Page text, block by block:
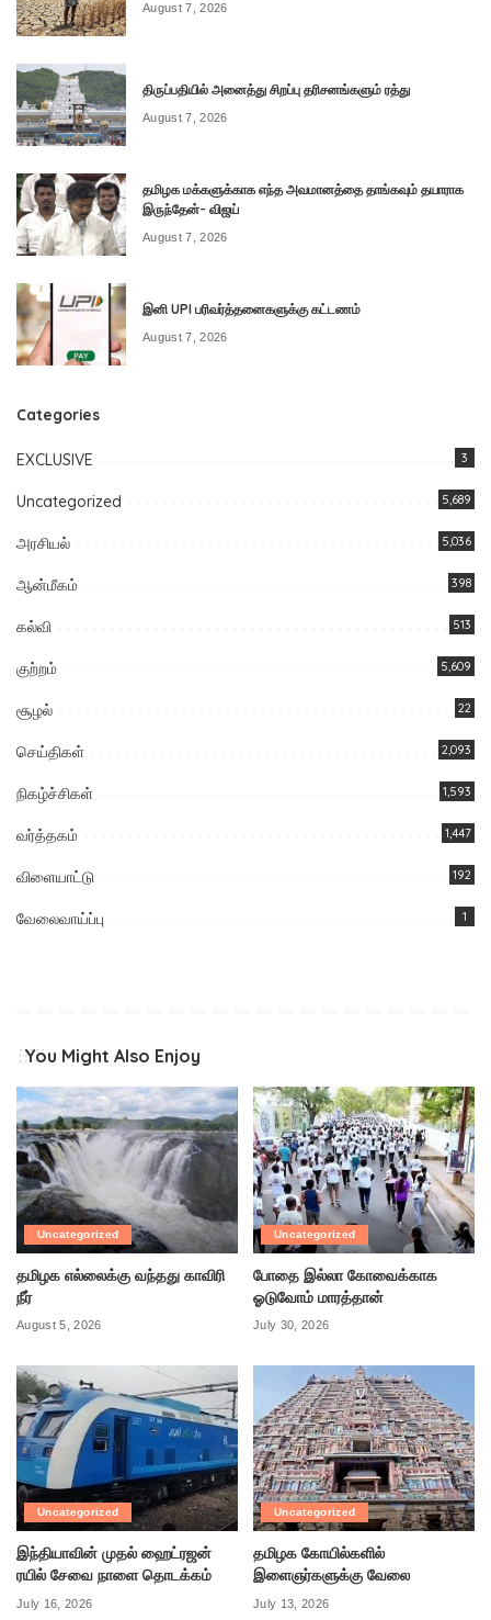
August 7, 2026
திருப்பதியில் அனைத்து சிறப்பு தரிசனங்களும் ரத்து
August 7, 2026
தமிழக மக்களுக்காக எந்த அவமானத்தை தாங்கவும் தயாராக
இருந்தேன்- விஜய்
August 7, 2026
இனி UPI பரிவர்த்தனைகளுக்கு கட்டணம்
August 7, 2026
Categories
EXCLUSIVE 3
Uncategorized 5,689
அரசியல் 5,036
ஆன்மீகம் 398
கல்வி 513
குற்றம் 5,609
சூழல் 22
செய்திகள் 2,093
நிகழ்ச்சிகள் 1,593
வர்த்தகம் 1,447
விளையாட்டு 192
வேலைவாய்ப்பு 1
You Might Also Enjoy
Uncategorized
தமிழக எல்லைக்கு வந்தது காவிரி
நீர்
August 5, 2026
Uncategorized
போதை இல்லா கோவைக்காக
ஓடுவோம் மாரத்தான்
July 30, 2026
Uncategorized
இந்தியாவின் முதல் ஹைட்ரஜன்
ரயில் சேவை நாளை தொடக்கம்
July 16, 2026
Uncategorized
தமிழக கோயில்களில்
இளைஞர்களுக்கு வேலை
July 13, 2026